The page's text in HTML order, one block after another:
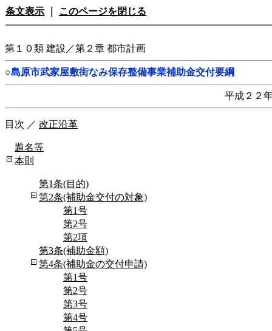
条文表示 このページを閉じる
第１０類 建設／第２章 都市計画
○島原市武家屋敷街なみ保存整備事業補助金交付要綱
平成２２
目次 ／ 改正沿革
題名等
本則
第1条(目的)
第2条(補助金交付の対象)
第1号
第2号
第2項
第3条(補助金額)
第4条(補助金の交付申請)
第1号
第2号
第3号
第4号